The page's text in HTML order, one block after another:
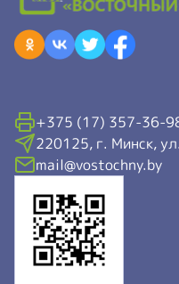
+375 (17) 357-36-
220125, г. Минск,
mail@vostochny.by